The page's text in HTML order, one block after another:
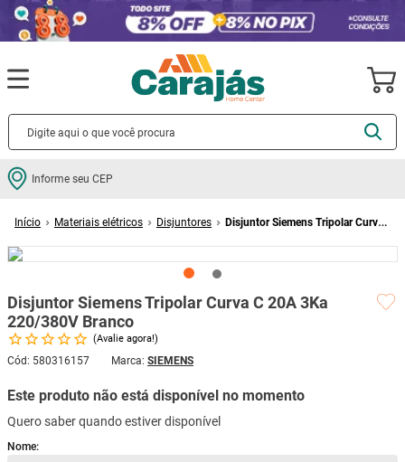
Informe seu CEP
Materiais elétricos Disjuntores
Disjuntor Siemens Tripolar Curva
Disjuntor Siemens Tripolar Curva C 20A 3Ka
220/380V Branco
Avalie agora!
Cód: 580316157 SIEMENS
Este produto não está disponível no momento
Quero saber quando estiver disponível
Termos mais buscados
2º porcelanato
5º porta
6º vaso sanitário
8º cadeira
9º mesa
10